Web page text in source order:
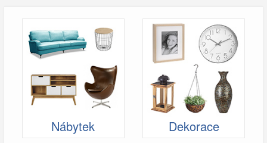
Nábytek Dekorace